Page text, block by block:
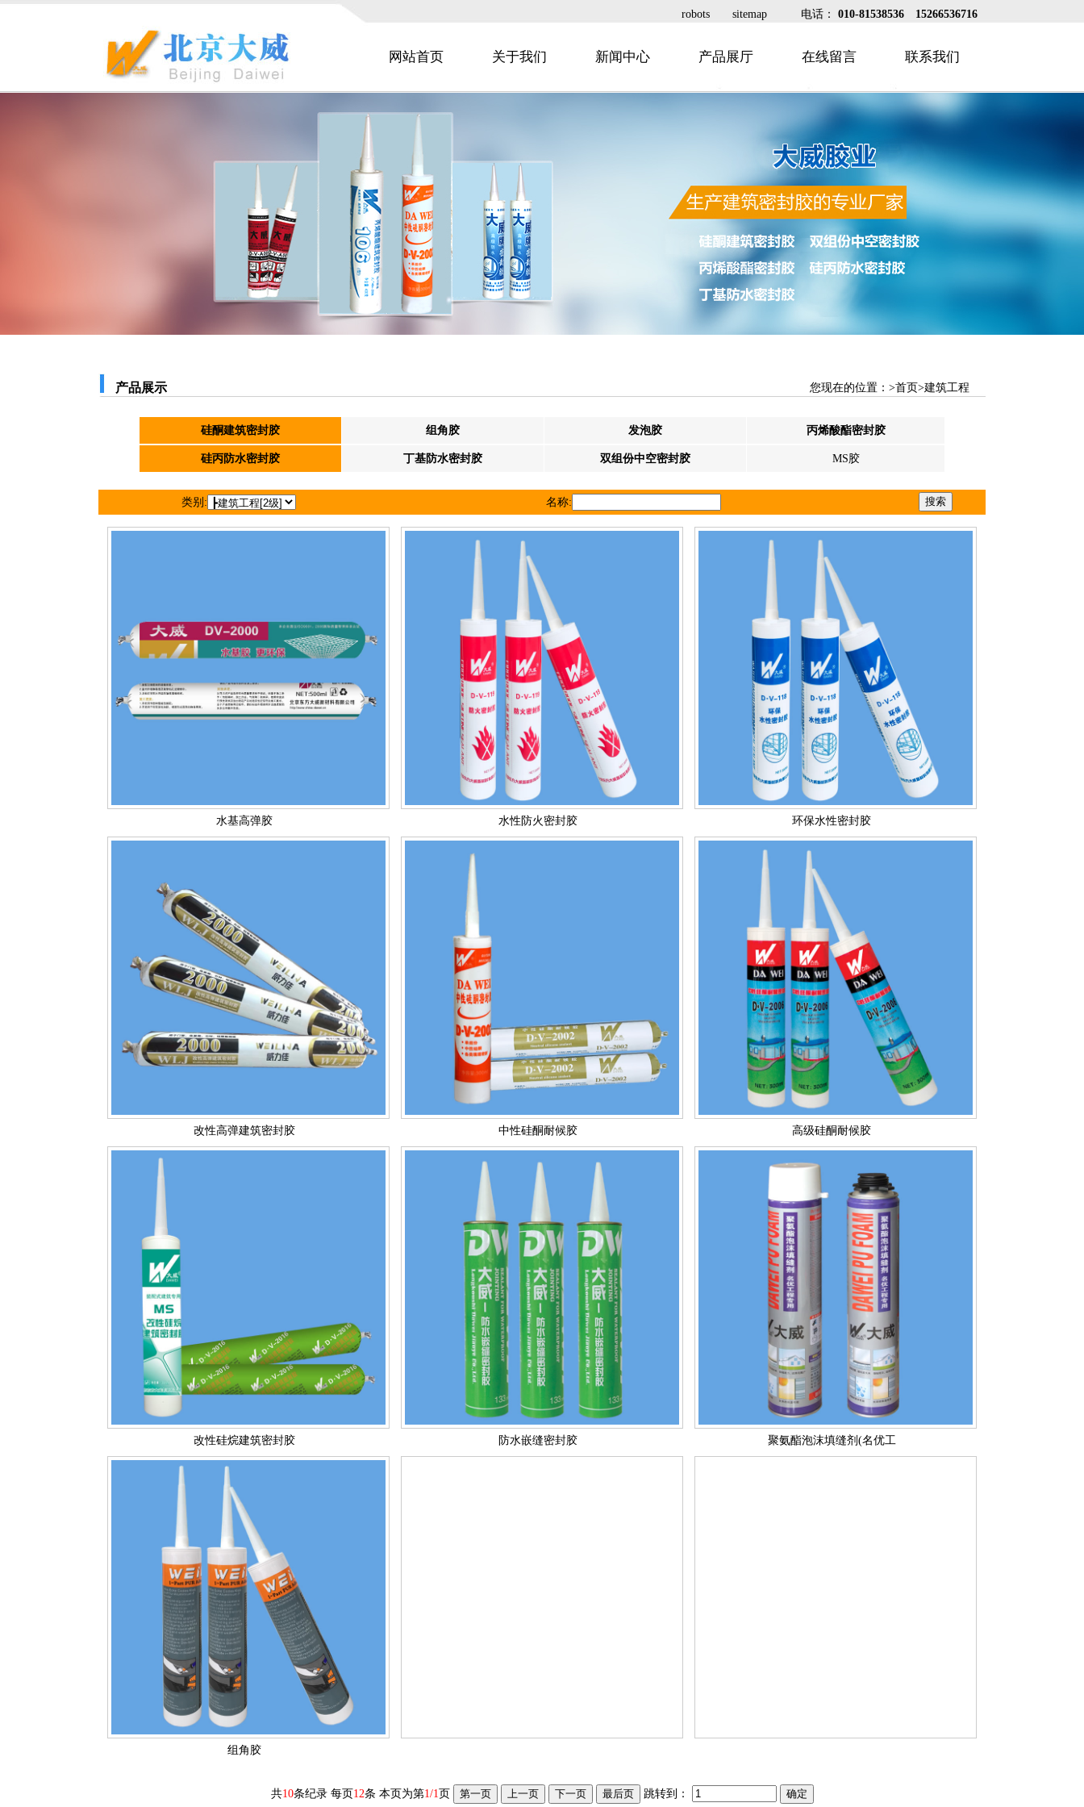
robots sitemap 电话： 010-81538536 15266536716
网站首页 关于我们 新闻中心 产品展厅 在线留言 联系我们
产品展示 您现在的位置：>首页>建筑工程
硅酮建筑密封胶 组角胶 发泡胶 丙烯酸酯密封胶
硅丙防水密封胶 丁基防水密封胶 双组份中空密封胶 MS胶
类别: 名称:
水基高弹胶 水性防火密封胶 环保水性密封胶
改性高弹建筑密封胶 中性硅酮耐候胶 高级硅酮耐候胶
改性硅烷建筑密封胶 防水嵌缝密封胶 聚氨酯泡沫填缝剂(名优工
组角胶
共10条纪录 每页12条 本页为第1/1页 跳转到：